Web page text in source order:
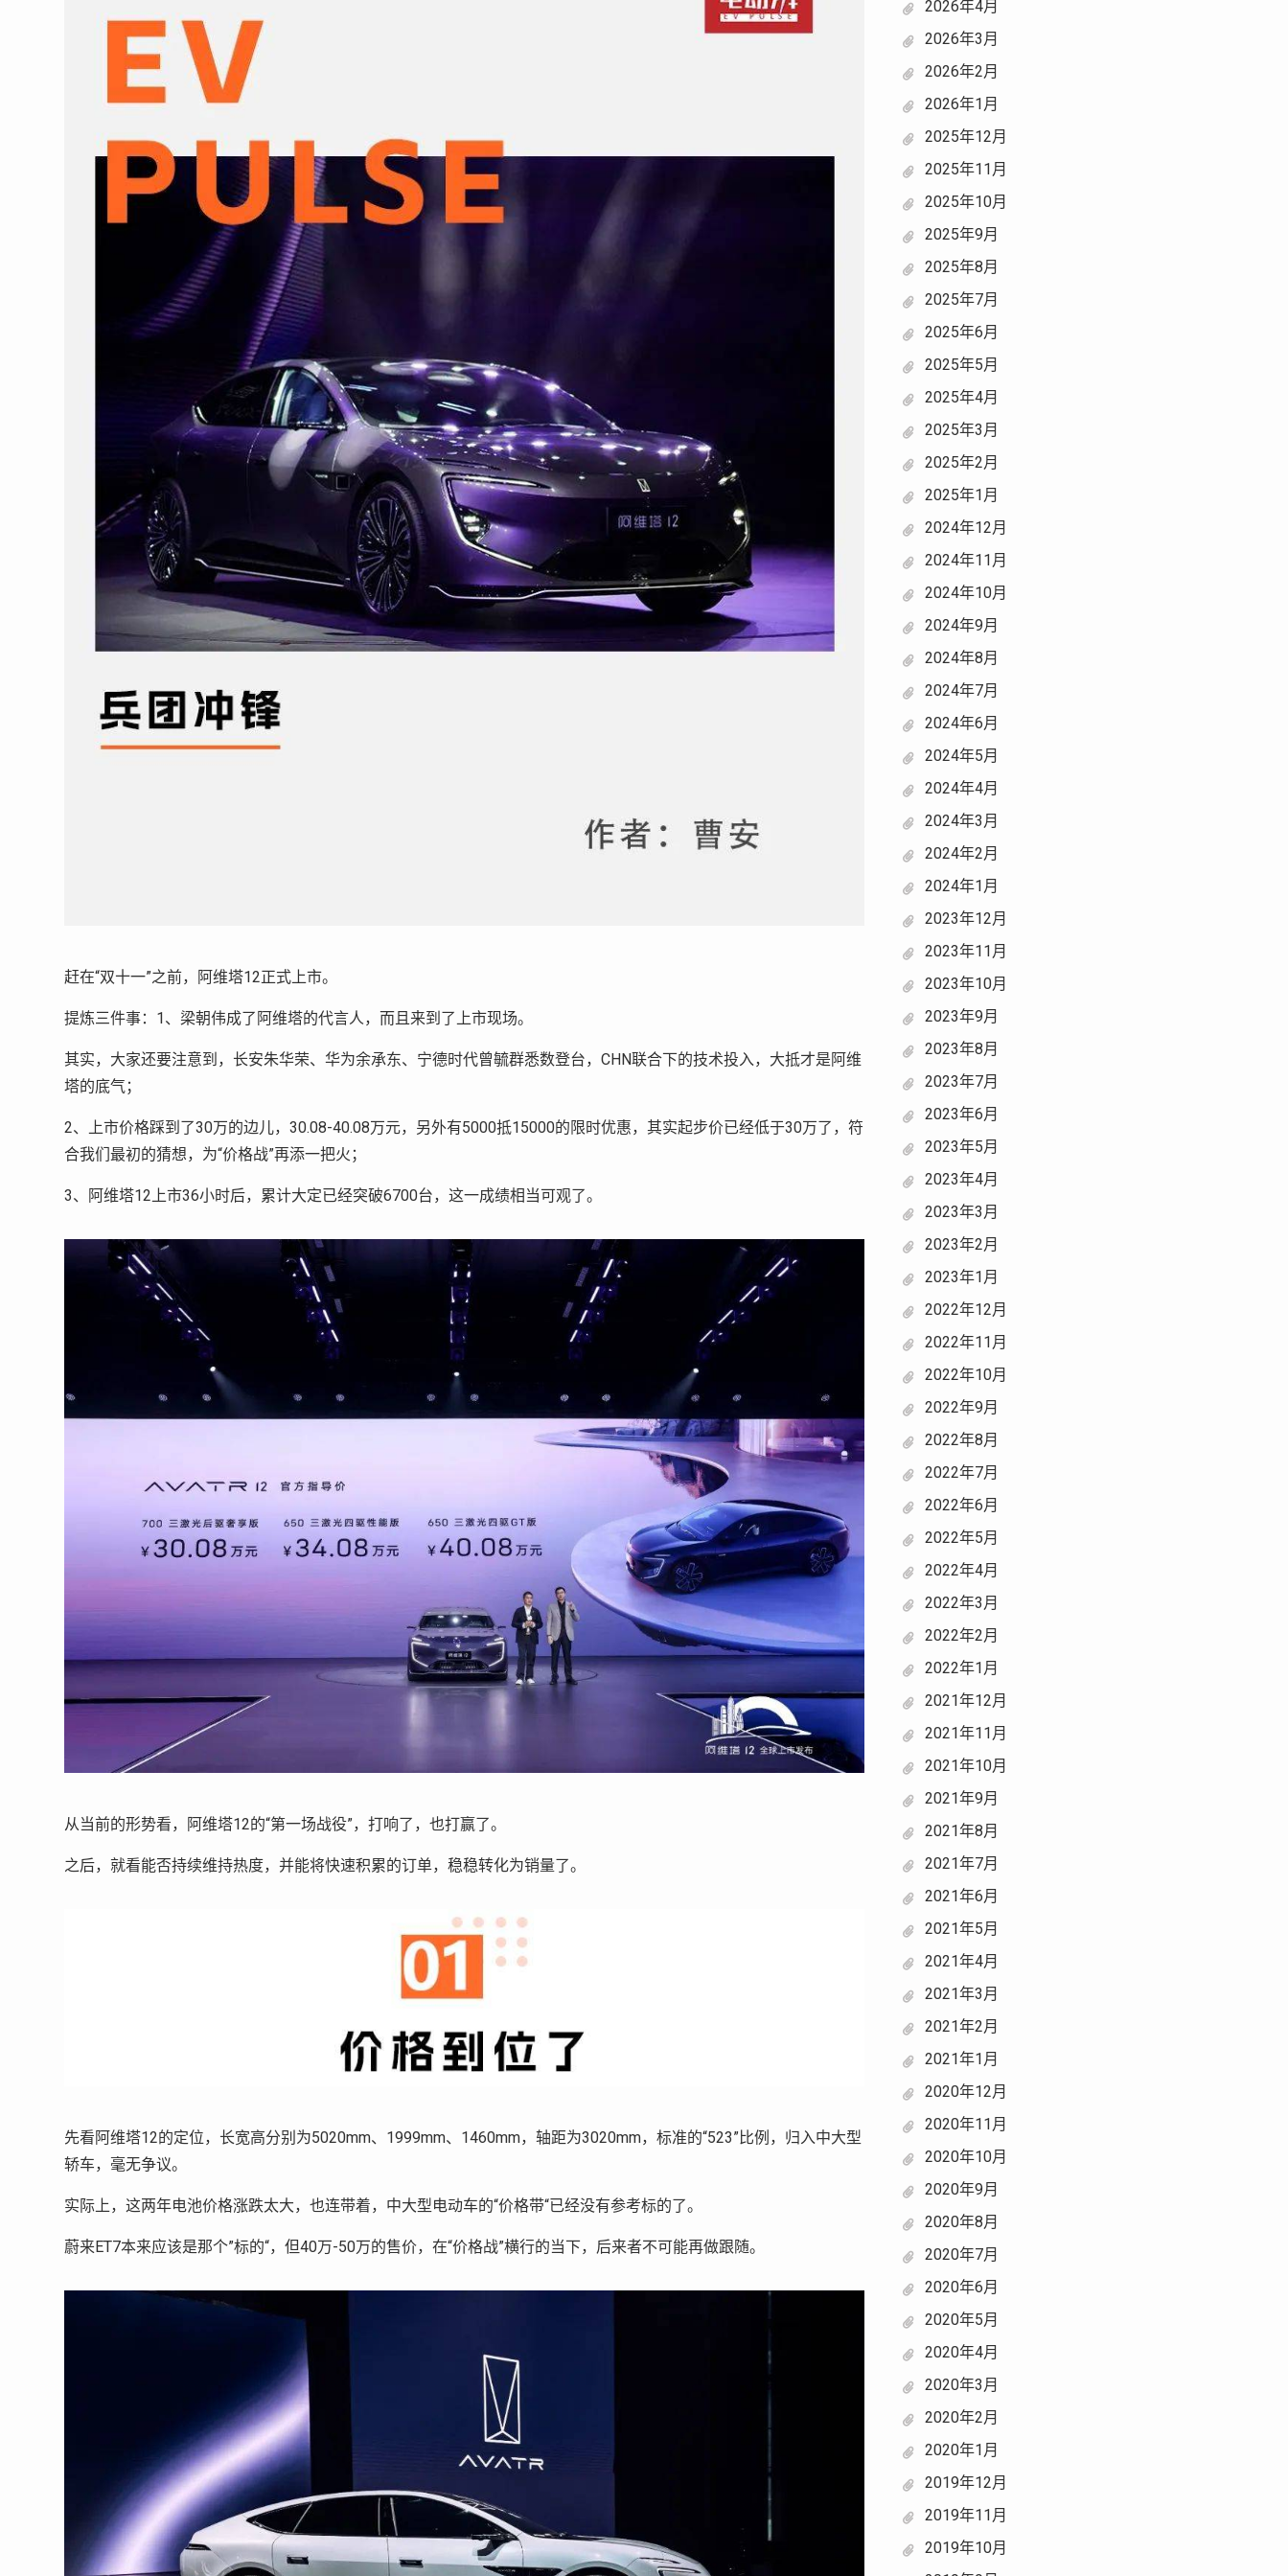
赶在“双十一”之前，阿维塔12正式上市。
提炼三件事：1、梁朝伟成了阿维塔的代言人，而且来到了上市现场。
其实，大家还要注意到，长安朱华荣、华为余承东、宁德时代曾毓群悉数登台，CHN联合下的技术投入，大抵才是阿维
塔的底气；
2、上市价格踩到了30万的边儿，30.08-40.08万元，另外有5000抵15000的限时优惠，其实起步价已经低于30万了，符
合我们最初的猜想，为“价格战”再添一把火；
3、阿维塔12上市36小时后，累计大定已经突破6700台，这一成绩相当可观了。
从当前的形势看，阿维塔12的“第一场战役”，打响了，也打赢了。
之后，就看能否持续维持热度，并能将快速积累的订单，稳稳转化为销量了。
先看阿维塔12的定位，长宽高分别为5020mm、1999mm、1460mm，轴距为3020mm，标准的“523”比例，归入中大型
轿车，毫无争议。
实际上，这两年电池价格涨跌太大，也连带着，中大型电动车的“价格带“已经没有参考标的了。
蔚来ET7本来应该是那个”标的“，但40万-50万的售价，在“价格战”横行的当下，后来者不可能再做跟随。
2026年4月
2026年3月
2026年2月
2026年1月
2025年12月
2025年11月
2025年10月
2025年9月
2025年8月
2025年7月
2025年6月
2025年5月
2025年4月
2025年3月
2025年2月
2025年1月
2024年12月
2024年11月
2024年10月
2024年9月
2024年8月
2024年7月
2024年6月
2024年5月
2024年4月
2024年3月
2024年2月
2024年1月
2023年12月
2023年11月
2023年10月
2023年9月
2023年8月
2023年7月
2023年6月
2023年5月
2023年4月
2023年3月
2023年2月
2023年1月
2022年12月
2022年11月
2022年10月
2022年9月
2022年8月
2022年7月
2022年6月
2022年5月
2022年4月
2022年3月
2022年2月
2022年1月
2021年12月
2021年11月
2021年10月
2021年9月
2021年8月
2021年7月
2021年6月
2021年5月
2021年4月
2021年3月
2021年2月
2021年1月
2020年12月
2020年11月
2020年10月
2020年9月
2020年8月
2020年7月
2020年6月
2020年5月
2020年4月
2020年3月
2020年2月
2020年1月
2019年12月
2019年11月
2019年10月